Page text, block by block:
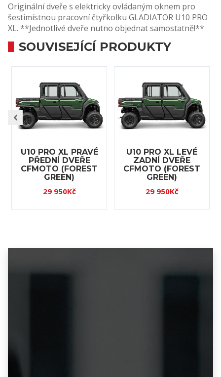
Originální dveře s elektricky ovládaným oknem pro
šestimístnou pracovní čtyřkolku GLADIATOR U10 PRO
XL. **Jednotlivé dveře nutno objednat samostatně!**
SOUVISEJÍCÍ PRODUKTY
U10 PRO XL PRAVÉ
PŘEDNÍ DVEŘE
CFMOTO (FOREST
GREEN)
29 950Kč
U10 PRO XL LEVÉ
ZADNÍ DVEŘE
CFMOTO (FOREST
GREEN)
29 950Kč